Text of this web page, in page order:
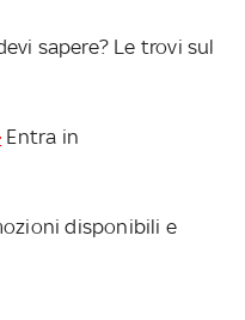
sapere? Le trovi sul
Entra in
disponibili e